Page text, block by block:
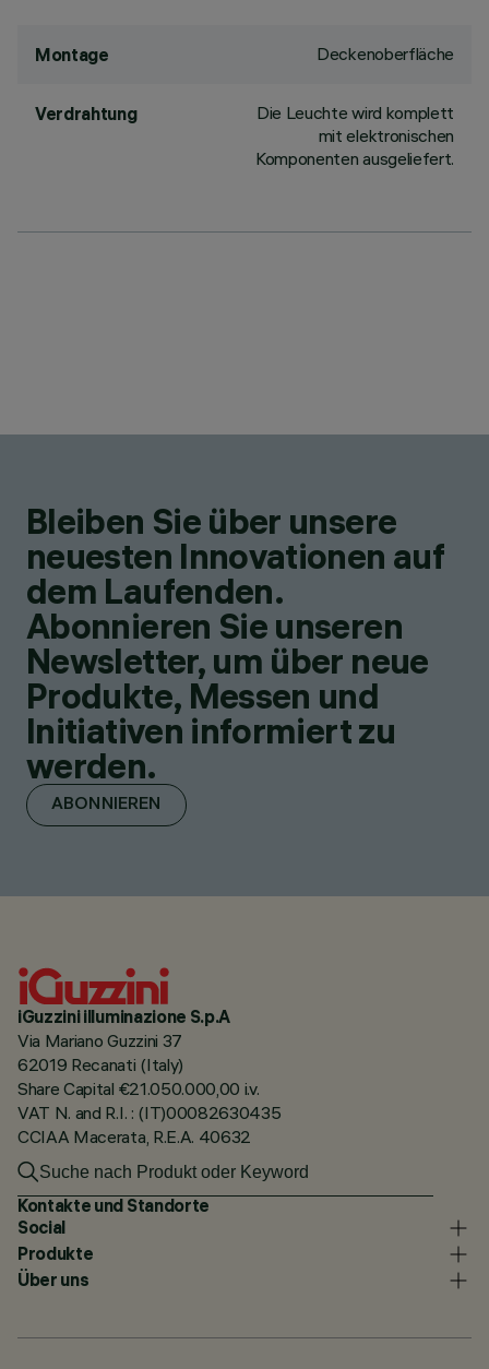
Montage Deckenoberfläche
Verdrahtung
Die Leuchte wird komplett
mit elektronischen
Komponenten ausgeliefert.
Bleiben Sie über unsere
neuesten Innovationen auf
dem Laufenden.
Abonnieren Sie unseren
Newsletter, um über neue
Produkte, Messen und
Initiativen informiert zu
werden.
ABONNIEREN
iGuzzini illuminazione S.p.A
Via Mariano Guzzini 37
62019 Recanati (Italy)
Share Capital €21.050.000,00 i.v.
VAT N. and R.I. : (IT)00082630435
CCIAA Macerata, R.E.A. 40632
Kontakte und Standorte
Social
Produkte
Über uns